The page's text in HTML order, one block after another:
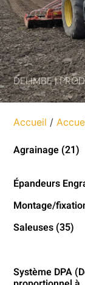
DELIMBE |
Accueil /
Agrainage (21)
Épandeurs
Montage/
Saleuses (35)
Système DPA